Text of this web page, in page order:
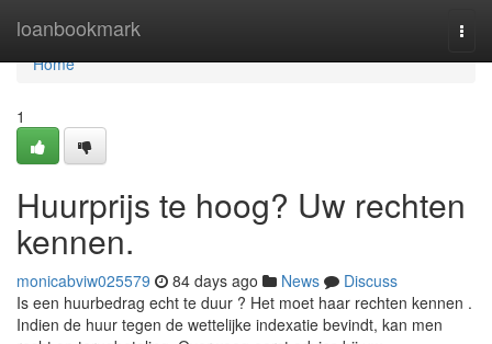
loanbookmark
Home
Home
1
Huurprijs te hoog? Uw rechten
kennen.
monicabviw025579 84 days ago News
Discuss
Is een huurbedrag echt te duur ? Het moet haar rechten kennen .
Indien de huur tegen de wettelijke indexatie bevindt, kan men